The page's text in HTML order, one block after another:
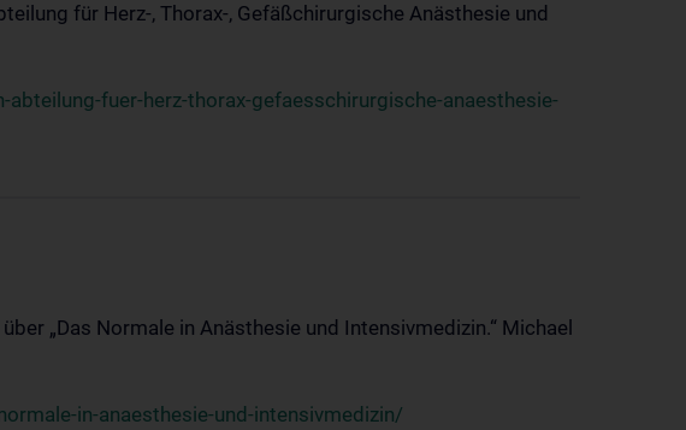
für Herz-, Thorax-, Gefäßchirurgische Anästhesie und
fuer-herz-thorax-gefaesschirurgische-anaesthesie-
„Das Normale in Anästhesie und Intensivmedizin.“ Michael
in-anaesthesie-und-intensivmedizin/